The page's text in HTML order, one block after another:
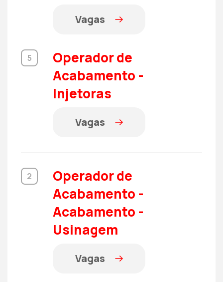
Vagas
5
Operador de
Acabamento -
Injetoras
Vagas
2
Operador de
Acabamento -
Acabamento -
Usinagem
Vagas